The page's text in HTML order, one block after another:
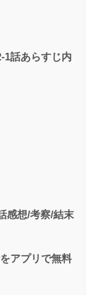
1話あらすじ内
感想/考察/結末
アプリで無料